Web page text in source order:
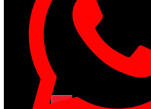
Contacto
Acceder
Iniciar Sesion
Registro
Restablecer la contraseña
X